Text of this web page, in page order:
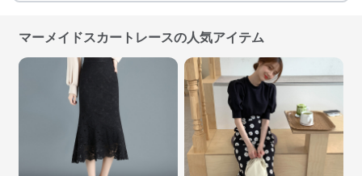
マーメイドスカートレースの人気アイテム